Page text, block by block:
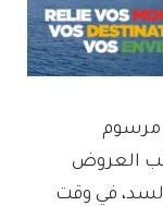
تم بموجب المادة 45 من مرسوم
العروض
ببناء السد، في وقت